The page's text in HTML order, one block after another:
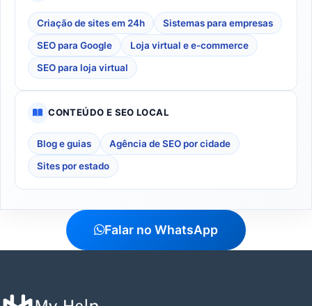
Criação de sites em 24h Sistemas para empresas
SEO para Google Loja virtual e e-commerce
SEO para loja virtual
CONTEÚDO E SEO LOCAL
Blog e guias Agência de SEO por cidade
Sites por estado
Falar no WhatsApp